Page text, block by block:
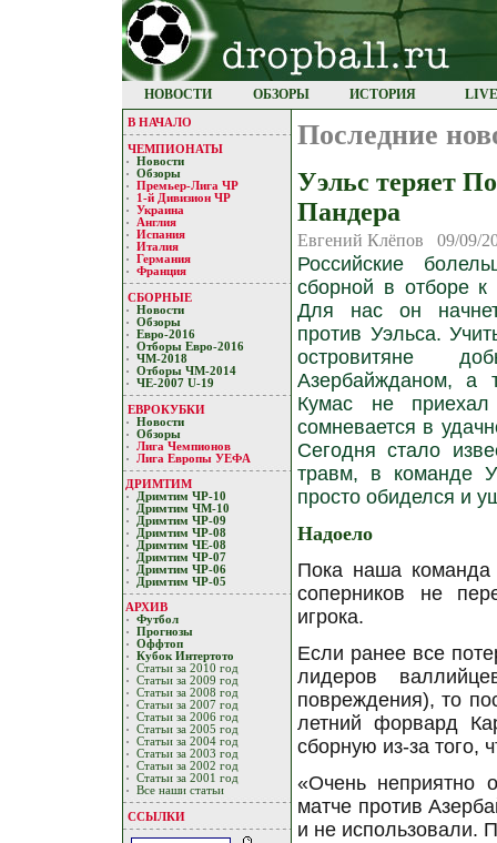
НОВОСТИ ОБЗОРЫ ИСТОРИЯ
В НАЧАЛО
ЧЕМПИОНАТЫ
Новости
Обзоры
Премьер-Лигa ЧР
1-й Дивизион ЧР
Украина
Англия
Испания
Италия
Германия
Франция
СБОРНЫЕ
Новости
Обзоры
Евро-2016
Отборы Евро-2016
ЧМ-2018
Отборы ЧМ-2014
ЧЕ-2007 U-19
ЕВРОКУБКИ
Новости
Обзоры
Лигa Чемпиoнoв
Лига Европы УЕФA
ДРИМТИМ
Дримтим ЧР-10
Дримтим ЧМ-10
Дримтим ЧР-09
Дримтим ЧР-08
Дримтим ЧЕ-08
Дримтим ЧР-07
Дримтим ЧР-06
Дримтим ЧР-05
АРХИВ
Футбол
Прогнозы
Оффтоп
Кубoк Интертoтo
Статьи за 2010 год
Статьи за 2009 год
Статьи за 2008 год
Статьи за 2007 год
Статьи за 2006 год
Статьи за 2005 год
Статьи за 2004 год
Статьи за 2003 год
Статьи за 2002 год
Статьи за 2001 год
Все наши статьи
ССЫЛКИ
Последние
Уэльс теряет
Пандера
Евгений Клёпов 09/09/
Российские
сборной в отборе
Для нас он
против Уэльса.
островитяне
Азербайжданом, а
Кумас не
сомневается в
Сегодня стало
травм, в команде
просто обиделся и
Надоело
Пока наша команда
соперников не
игрока.
Если ранее все
лидеров
повреждения), то
летний форвард
сборную из-за того,
«Очень неприятно
матче против
и не использовали.